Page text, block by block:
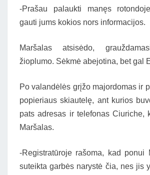
-Prašau palaukti manęs
gauti jums kokios nors informacijos.
Maršalas atsisėdo,
žioplumo. Sėkmė abejotina, bet gal
Po valandėlės grįžo majordomas ir
popieriaus skiautelę, ant kurios
pats adresas ir telefonas Ciuriche,
Maršalas.
-Registratūroje rašoma, kad ponui
suteikta garbės narystė čia, nes jis